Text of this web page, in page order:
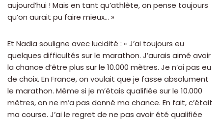
aujourd’hui ! Mais en tant qu’athlète, on pense toujours
qu’on aurait pu faire mieux… »
Et Nadia souligne avec lucidité : « J’ai toujours eu
quelques difficultés sur le marathon. J’aurais aimé avoir
la chance d’être plus sur le 10.000 mètres. Je n’ai pas eu
de choix. En France, on voulait que je fasse absolument
le marathon. Même si je m’étais qualifiée sur le 10.000
mètres, on ne m’a pas donné ma chance. En fait, c’était
ma course. J’ai le regret de ne pas avoir été qualifiée